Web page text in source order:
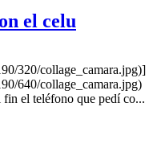
el celu
320/collage_camara.jpg)]
640/collage_camara.jpg)
fin el teléfono que pedí co...